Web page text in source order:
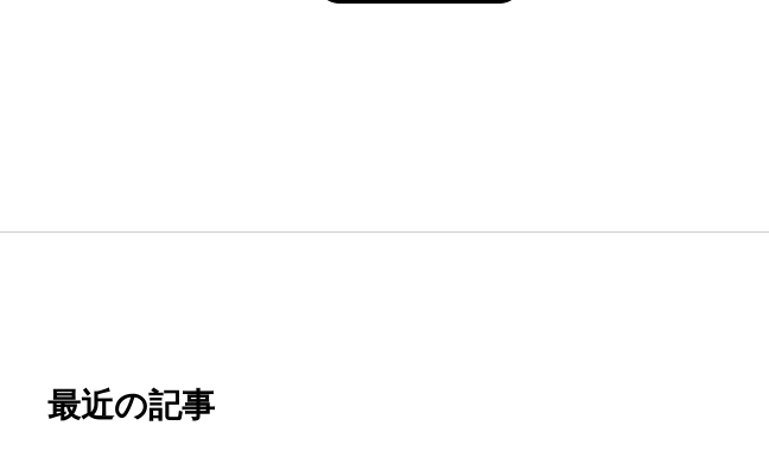
最近の記事